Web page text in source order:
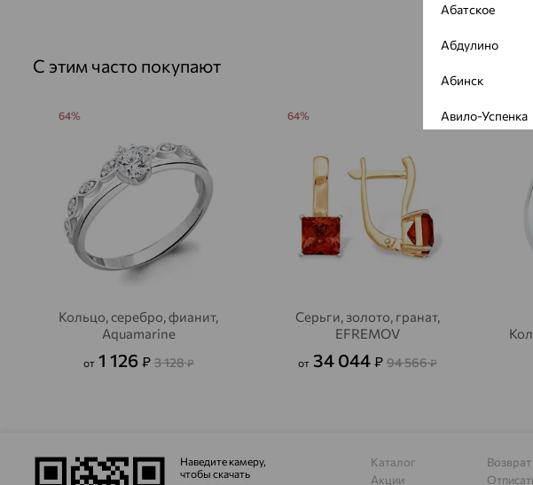
С этим часто покупают
Кольцо, серебро, фианит,
Aquamarine
от 1 126 ₽ 3 128₽
64%
Серьги, золото, гранат,
EFREMOV
от 34 044 ₽ 94 566₽
64% 64%
Наведите камеру,
чтобы скачать
Каталог
Акции
Абатское
Абдулино
Абинск
Авило-Успенка
Актаныш